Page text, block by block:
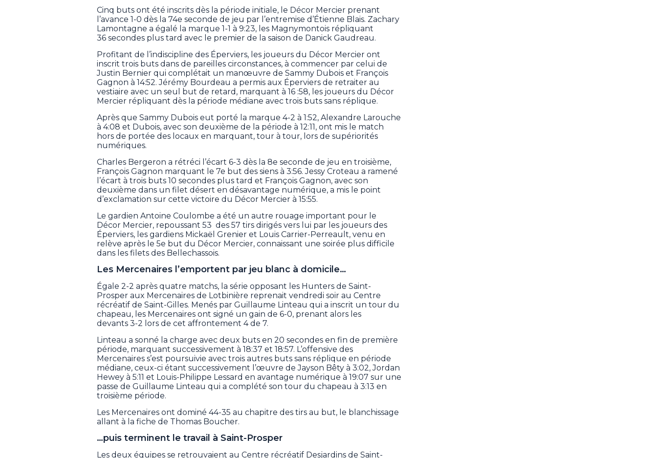
Cinq buts ont été inscrits dès la période initiale, le Décor Mercier prenant
l’avance 1-0 dès la 74e seconde de jeu par l’entremise d’Étienne Blais. Zachary
Lamontagne a égalé la marque 1-1 à 9:23, les Magnymontois répliquant
36 secondes plus tard avec le premier de la saison de Danick Gaudreau.
Profitant de l’indiscipline des Éperviers, les joueurs du Décor Mercier ont
inscrit trois buts dans de pareilles circonstances, à commencer par celui de
Justin Bernier qui complétait un manœuvre de Sammy Dubois et François
Gagnon à 14:52. Jérémy Bourdeau a permis aux Éperviers de retraiter au
vestiaire avec un seul but de retard, marquant à 16 :58, les joueurs du Décor
Mercier répliquant dès la période médiane avec trois buts sans réplique.
Après que Sammy Dubois eut porté la marque 4-2 à 1:52, Alexandre Larouche
à 4:08 et Dubois, avec son deuxième de la période à 12:11, ont mis le match
hors de portée des locaux en marquant, tour à tour, lors de supériorités
numériques.
Charles Bergeron a rétréci l’écart 6-3 dès la 8e seconde de jeu en troisième,
François Gagnon marquant le 7e but des siens à 3:56. Jessy Croteau a ramené
l’écart à trois buts 10 secondes plus tard et François Gagnon, avec son
deuxième dans un filet désert en désavantage numérique, a mis le point
d’exclamation sur cette victoire du Décor Mercier à 15:55.
Le gardien Antoine Coulombe a été un autre rouage important pour le
Décor Mercier, repoussant 53 des 57 tirs dirigés vers lui par les joueurs des
Éperviers, les gardiens Mickaël Grenier et Louis Carrier-Perreault, venu en
relève après le 5e but du Décor Mercier, connaissant une soirée plus difficile
dans les filets des Bellechassois.
Les Mercenaires l’emportent par jeu blanc à domicile…
Égale 2-2 après quatre matchs, la série opposant les Hunters de Saint-
Prosper aux Mercenaires de Lotbinière reprenait vendredi soir au Centre
récréatif de Saint-Gilles. Menés par Guillaume Linteau qui a inscrit un tour du
chapeau, les Mercenaires ont signé un gain de 6-0, prenant alors les
devants 3-2 lors de cet affrontement 4 de 7.
Linteau a sonné la charge avec deux buts en 20 secondes en fin de première
période, marquant successivement à 18:37 et 18:57. L’offensive des
Mercenaires s’est poursuivie avec trois autres buts sans réplique en période
médiane, ceux-ci étant successivement l’œuvre de Jayson Bêty à 3:02, Jordan
Hewey à 5:11 et Louis-Philippe Lessard en avantage numérique à 19:07 sur une
passe de Guillaume Linteau qui a complété son tour du chapeau à 3:13 en
troisième période.
Les Mercenaires ont dominé 44-35 au chapitre des tirs au but, le blanchissage
allant à la fiche de Thomas Boucher.
…puis terminent le travail à Saint-Prosper
Les deux équipes se retrouvaient au Centre récréatif Desjardins de Saint-